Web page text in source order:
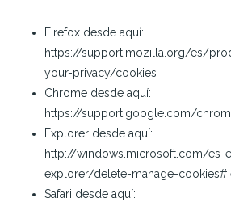
Firefox desde aquí:
https://support.mozilla.org/es/
your-privacy/cookies
Chrome desde aquí:
https://support.google.com/
Explorer desde aquí:
http://windows.microsoft.com/es-
explorer/delete-manage-
Safari desde aquí: